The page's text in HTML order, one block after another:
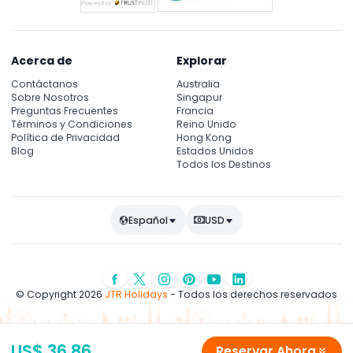
Acerca de
Contáctanos
Sobre Nosotros
Preguntas Frecuentes
Términos y Condiciones
Política de Privacidad
Blog
Explorar
Australia
Singapur
Francia
Reino Unido
Hong Kong
Estados Unidos
Todos los Destinos
Español USD
© Copyright 2026 JTR Holidays - Todos los derechos reservados